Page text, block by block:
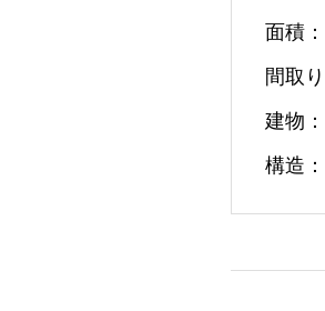
面積
間取り
建物
構造